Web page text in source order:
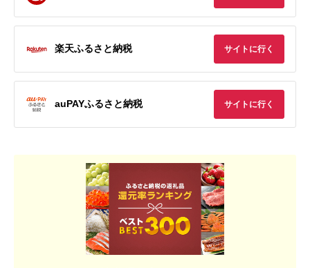
楽天ふるさと納税 サイトに行く
auPAYふるさと納税 サイトに行く